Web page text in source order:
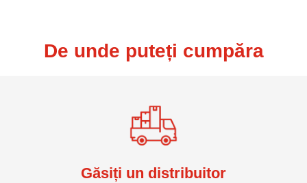
De unde puteți cumpăra
Găsiți un distribuitor